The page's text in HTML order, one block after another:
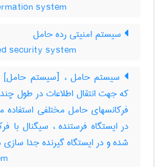
system
سیستم امنیتی رده حامل
security system
سیستم حامل ، [سیستم حامل]
که جهت انتقال اطلاعات در طول
فرکانسهای حامل مختلفی
در ایستگاه فرستنده ، سیگنال با
شده و در ایستگاه گیرنده جدا